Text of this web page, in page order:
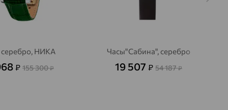
серебро, НИКА
₽ 155 300₽
Часы"Сабина", серебро
19 507 ₽ 54 187₽